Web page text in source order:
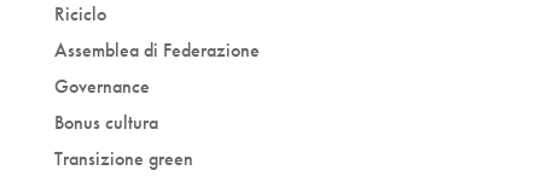
Riciclo
Assemblea di Federazione
Governance
Bonus cultura
Transizione green